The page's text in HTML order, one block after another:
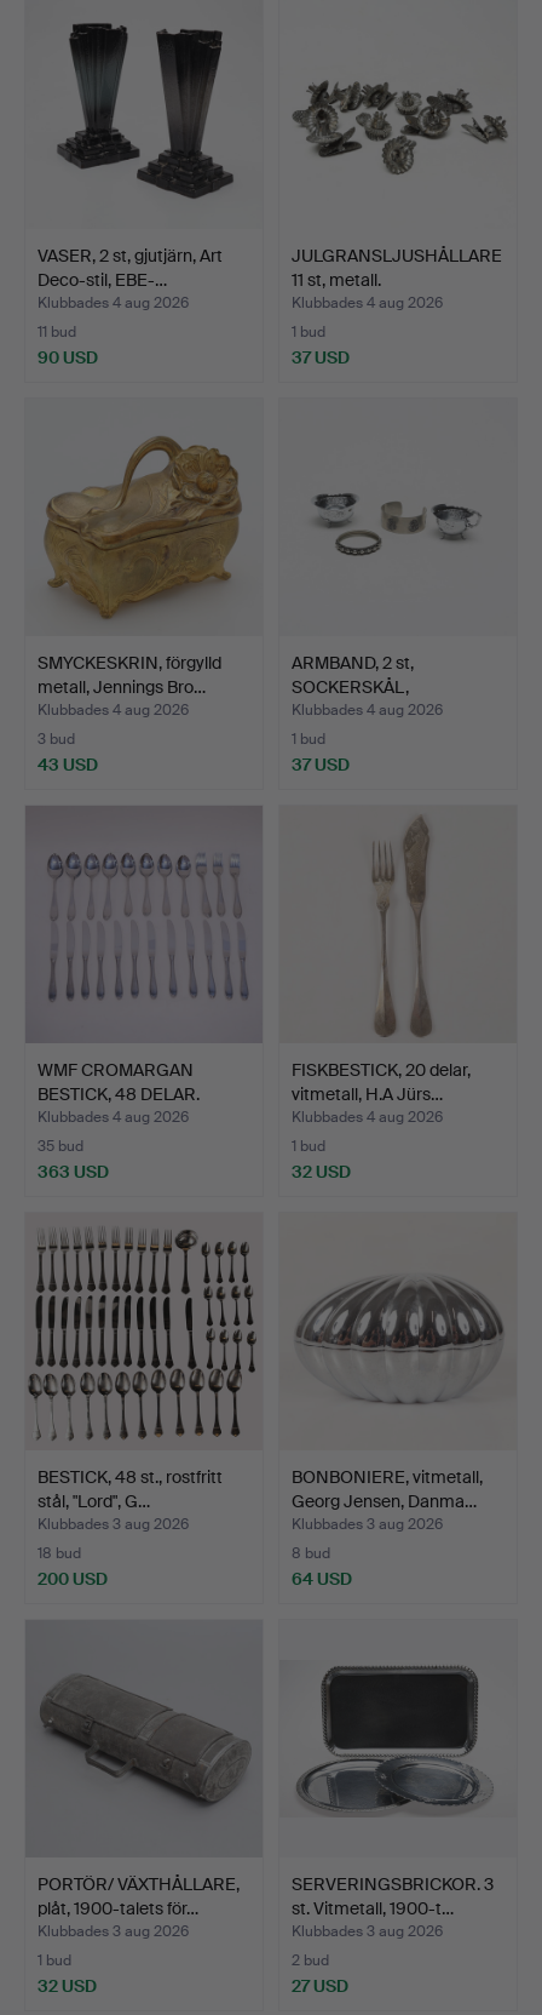
VASER, 2 st, gjutjärn, Art
Deco-stil, EBE-…
Klubbades 4 aug 2026
11 bud
90 USD
JULGRANSLJUSHÅLLARE
11 st, metall.
Klubbades 4 aug 2026
1 bud
37 USD
SMYCKESKRIN, förgylld
metall, Jennings Bro…
Klubbades 4 aug 2026
3 bud
43 USD
ARMBAND, 2 st,
SOCKERSKÅL,
GRÄDDKANNA, met…
Klubbades 4 aug 2026
1 bud
37 USD
WMF CROMARGAN
BESTICK, 48 DELAR.
Klubbades 4 aug 2026
35 bud
363 USD
FISKBESTICK, 20 delar,
vitmetall, H.A Jürs…
Klubbades 4 aug 2026
1 bud
32 USD
BESTICK, 48 st., rostfritt
stål, "Lord", G…
Klubbades 3 aug 2026
18 bud
200 USD
BONBONIERE, vitmetall,
Georg Jensen, Danma…
Klubbades 3 aug 2026
8 bud
64 USD
PORTÖR/ VÄXTHÅLLARE,
plåt, 1900-talets för…
Klubbades 3 aug 2026
1 bud
32 USD
SERVERINGSBRICKOR. 3
st. Vitmetall, 1900-t…
Klubbades 3 aug 2026
2 bud
27 USD